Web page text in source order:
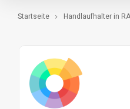
Startseite Handlaufhalter in